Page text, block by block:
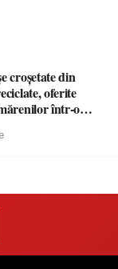
croșetate din
oferite
într-o